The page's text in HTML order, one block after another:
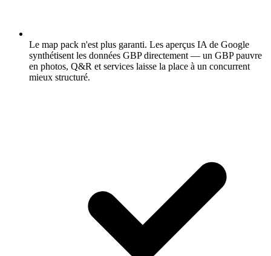
Le map pack n'est plus garanti. Les aperçus IA de Google
synthétisent les données GBP directement — un GBP pauvre
en photos, Q&R et services laisse la place à un concurrent
mieux structuré.